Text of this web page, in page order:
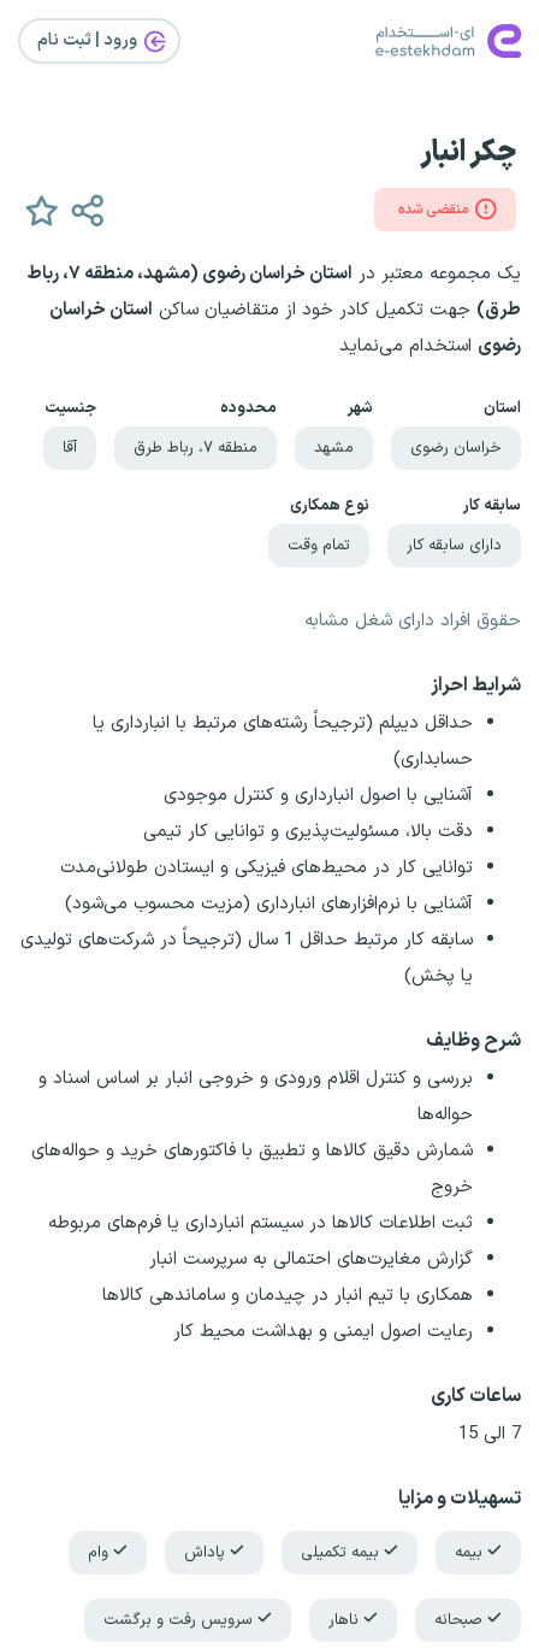
ورود | ثبت‌ نام
چکر انبار
منقضی شده
یک مجموعه معتبر در
استان خراسان رضوی (مشهد، منطقه ۷، رباط
طرق) جهت تکمیل کادر خود از متقاضیان ساکن استان خراسان
رضوی استخدام می‌نماید
استان
خراسان رضوی
شهر
مشهد
محدوده
منطقه ۷، رباط طرق
جنسیت
آقا
سابقه کار
دارای سابقه کار
نوع همکاری
تمام وقت
حقوق افراد دارای شغل مشابه
شرایط احراز
حداقل دیپلم (ترجیحاً رشته‌های مرتبط با انبارداری یا
حسابداری)
آشنایی با اصول انبارداری و کنترل موجودی
دقت بالا، مسئولیت‌پذیری و توانایی کار تیمی
توانایی کار در محیط‌های فیزیکی و ایستادن طولانی‌مدت
آشنایی با نرم‌افزارهای انبارداری (مزیت محسوب می‌شود)
سابقه کار مرتبط حداقل 1 سال (ترجیحاً در شرکت‌های تولیدی
یا پخش)
شرح وظایف
بررسی و کنترل اقلام ورودی و خروجی انبار بر اساس اسناد و
حواله‌ها
شمارش دقیق کالاها و تطبیق با فاکتورهای خرید و حواله‌های
خروج
ثبت اطلاعات کالاها در سیستم انبارداری یا فرم‌های مربوطه
گزارش مغایرت‌های احتمالی به سرپرست انبار
همکاری با تیم انبار در چیدمان و ساماندهی کالاها
رعایت اصول ایمنی و بهداشت محیط کار
ساعات کاری
7 الی 15
تسهیلات و مزایا
بیمه بیمه تکمیلی پاداش وام
صبحانه ناهار سرویس رفت و برگشت